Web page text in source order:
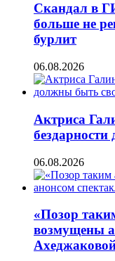
Скандал в
больше не
бурлит
06.08.2026
Актриса
06.08.2026
«Позор
возмущены